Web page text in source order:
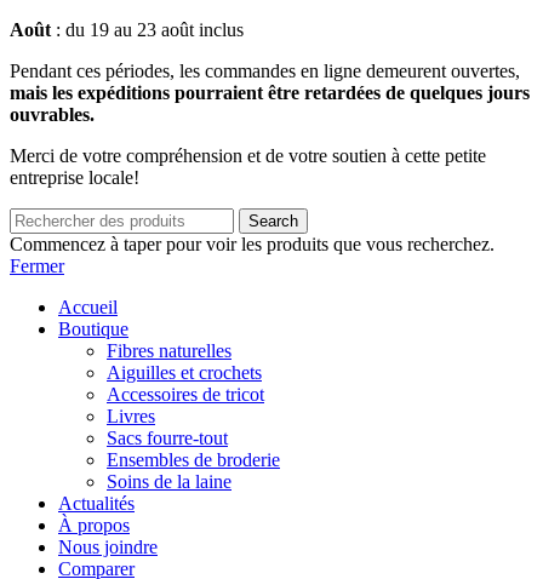
Août : du 19 au 23 août inclus
Pendant ces périodes, les commandes en ligne demeurent ouvertes,
mais les expéditions pourraient être retardées de quelques jours
ouvrables.
Merci de votre compréhension et de votre soutien à cette petite
entreprise locale!
Search
Commencez à taper pour voir les produits que vous recherchez.
Fermer
Accueil
Boutique
Fibres naturelles
Aiguilles et crochets
Accessoires de tricot
Livres
Sacs fourre-tout
Ensembles de broderie
Soins de la laine
Actualités
À propos
Nous joindre
Comparer